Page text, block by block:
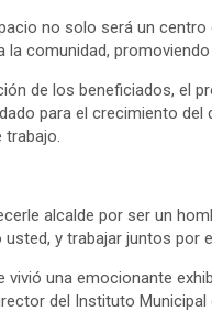
no solo será un
la comunidad,
de los beneficiados, el
para el crecimiento
trabajo.
alcalde por ser un
y trabajar juntos por
vivió una emocionante
del Instituto